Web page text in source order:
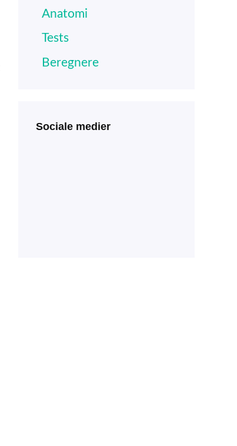
Anatomi
Tests
Beregnere
Sociale medier